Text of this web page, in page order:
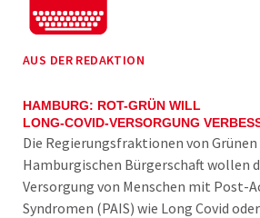
AUS DER REDAKTION
HAMBURG: ROT-GRÜN WILL
LONG-COVID-VERSORGUNG
Die Regierungsfraktionen von Grünen
Hamburgischen Bürgerschaft wollen
Versorgung von Menschen mit Post-
Syndromen (PAIS) wie Long Covid